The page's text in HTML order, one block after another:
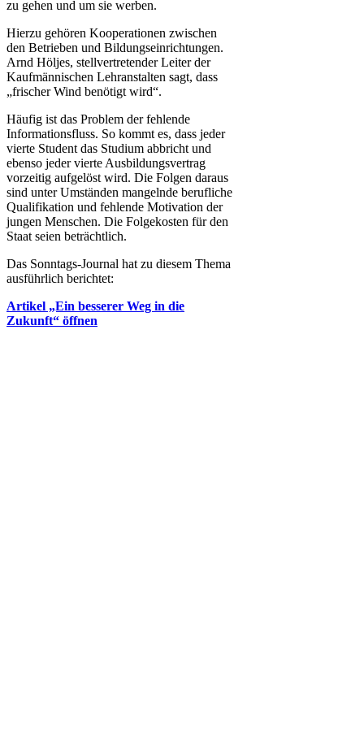
zu gehen und um sie werben.
Hierzu gehören Kooperationen zwischen
den Betrieben und Bildungseinrichtungen.
Arnd Höljes, stellvertretender Leiter der
Kaufmännischen Lehranstalten sagt, dass
„frischer Wind benötigt wird“.
Häufig ist das Problem der fehlende
Informationsfluss. So kommt es, dass jeder
vierte Student das Studium abbricht und
ebenso jeder vierte Ausbildungsvertrag
vorzeitig aufgelöst wird. Die Folgen daraus
sind unter Umständen mangelnde berufliche
Qualifikation und fehlende Motivation der
jungen Menschen. Die Folgekosten für den
Staat seien beträchtlich.
Das Sonntags-Journal hat zu diesem Thema
ausführlich berichtet:
Artikel „Ein besserer Weg in die
Zukunft“ öffnen